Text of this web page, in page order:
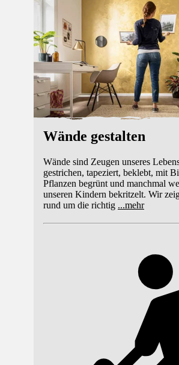
Wände gestalten
Wände sind Zeugen unseres
gestrichen, tapeziert, beklebt, mit
Pflanzen begrünt und manchmal
unseren Kindern bekritzelt. Wir
rund um die richtig ...mehr